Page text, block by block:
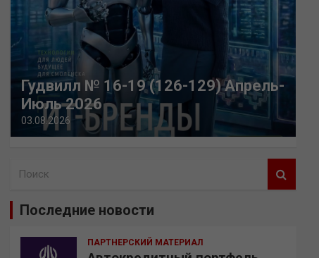
Гудвилл № 16-19 (126-129) Апрель-
Июль 2026
03.08.2026
Последние новости
ПАРТНЕРСКИЙ МАТЕРИАЛ